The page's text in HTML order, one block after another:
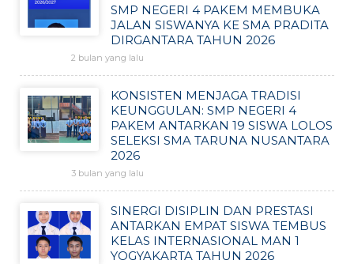
SMP NEGERI 4 PAKEM MEMBUKA
JALAN SISWANYA KE SMA PRADITA
DIRGANTARA TAHUN 2026
2 bulan yang lalu
KONSISTEN MENJAGA TRADISI
KEUNGGULAN: SMP NEGERI 4
PAKEM ANTARKAN 19 SISWA LOLOS
SELEKSI SMA TARUNA NUSANTARA
2026
3 bulan yang lalu
SINERGI DISIPLIN DAN PRESTASI
ANTARKAN EMPAT SISWA TEMBUS
KELAS INTERNASIONAL MAN 1
YOGYAKARTA TAHUN 2026